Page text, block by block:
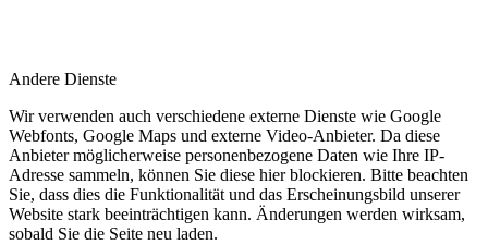
Andere Dienste
Wir verwenden auch verschiedene externe Dienste wie Google
Webfonts, Google Maps und externe Video-Anbieter. Da diese
Anbieter möglicherweise personenbezogene Daten wie Ihre IP-
Adresse sammeln, können Sie diese hier blockieren. Bitte beachten
Sie, dass dies die Funktionalität und das Erscheinungsbild unserer
Website stark beeinträchtigen kann. Änderungen werden wirksam,
sobald Sie die Seite neu laden.